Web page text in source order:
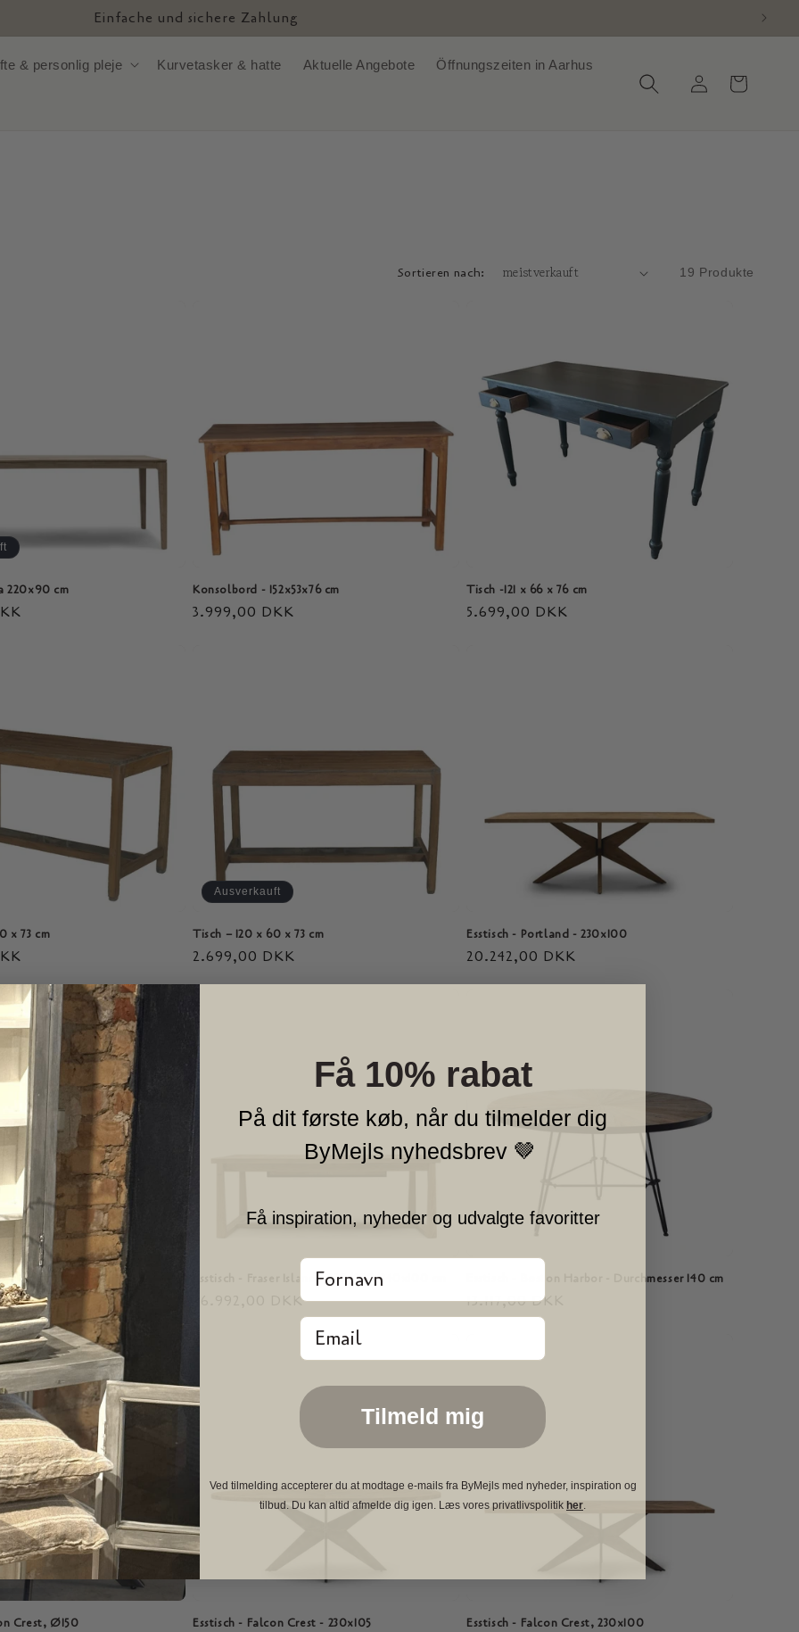
Einfache und sichere Zahlung
& personlig pleje Kurvetasker & hatte Aktuelle Angebote Öffnungszeiten in Aarhus
EinloggenWarenkorb
Sortieren nach: 19 Produkte
220x90 cm Konsolbord - 152x53x76 cm
Normaler
3.999,00 DKK
Tisch -121 x 66 x 76 cm
Normaler
5.699,00 DKK
x 73 cm
Ausverkauft
Tisch – 120 x 60 x 73 cm
Normaler
2.699,00 DKK
Esstisch - Portland - 230x100
Normaler
20.242,00 DKK
Island - 220 x 90 cm Esstisch - Fraser Island - 220/280/340x100 cm
26.992,00 DKK
Esstisch - Boston Harbor - Durchmesser 140 cm
Normaler
Preis
13.117,00 DKK
Crest, Ø150 Esstisch - Falcon Crest - 230x105 Esstisch - Falcon Crest, 230x100
Få 10% rabat
På dit første køb, når du tilmelder dig
ByMejls nyhedsbrev 🤎
Få inspiration, nyheder og udvalgte favoritter
Fornavn
Email
Tilmeld mig
Ved tilmelding accepterer du at modtage e-mails fra ByMejls med nyheder, inspiration og
tilbud. Du kan altid afmelde dig igen. Læs vores privatlivspolitik her.